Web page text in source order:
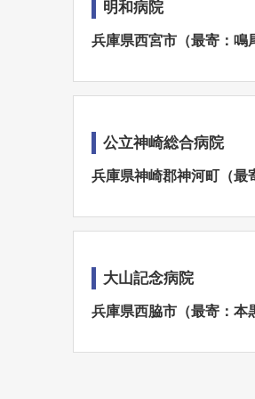
明和病院
兵庫県西宮市（最寄：鳴
公立神崎総合病院
兵庫県神崎郡神河町（最
大山記念病院
兵庫県西脇市（最寄：本